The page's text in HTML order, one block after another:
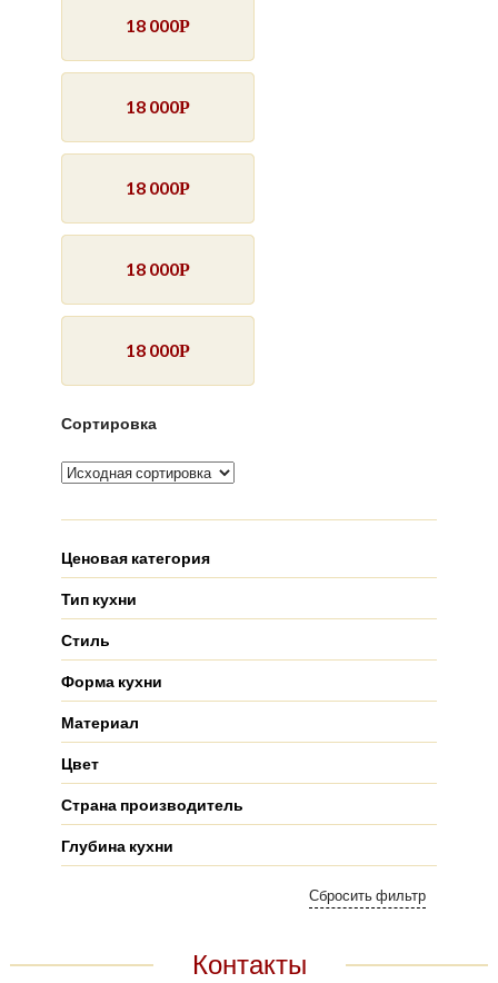
18 000Р
18 000Р
18 000Р
18 000Р
18 000Р
Сортировка
Ценовая категория
Тип кухни
Стиль
Форма кухни
Материал
Цвет
Страна производитель
Глубина кухни
Контакты